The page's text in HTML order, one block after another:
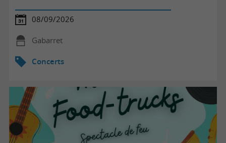
08/09/2026
Gabarret
Concerts